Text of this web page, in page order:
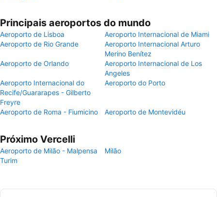
Principais aeroportos do mundo
Aeroporto de Lisboa
Aeroporto Internacional de Miami
Aeroporto de Rio Grande
Aeroporto Internacional Arturo
Merino Benítez
Aeroporto de Orlando
Aeroporto Internacional de Los
Angeles
Aeroporto Internacional do
Recife/Guararapes - Gilberto
Freyre
Aeroporto do Porto
Aeroporto de Roma - Fiumicino Aeroporto de Montevidéu
Próximo Vercelli
Aeroporto de Milão - Malpensa
Milão
Turim